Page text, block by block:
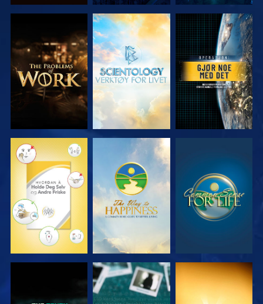
UTFORSK
SERIEN
UTFORSK
SERIEN
SE
SE SE SE
SE SE